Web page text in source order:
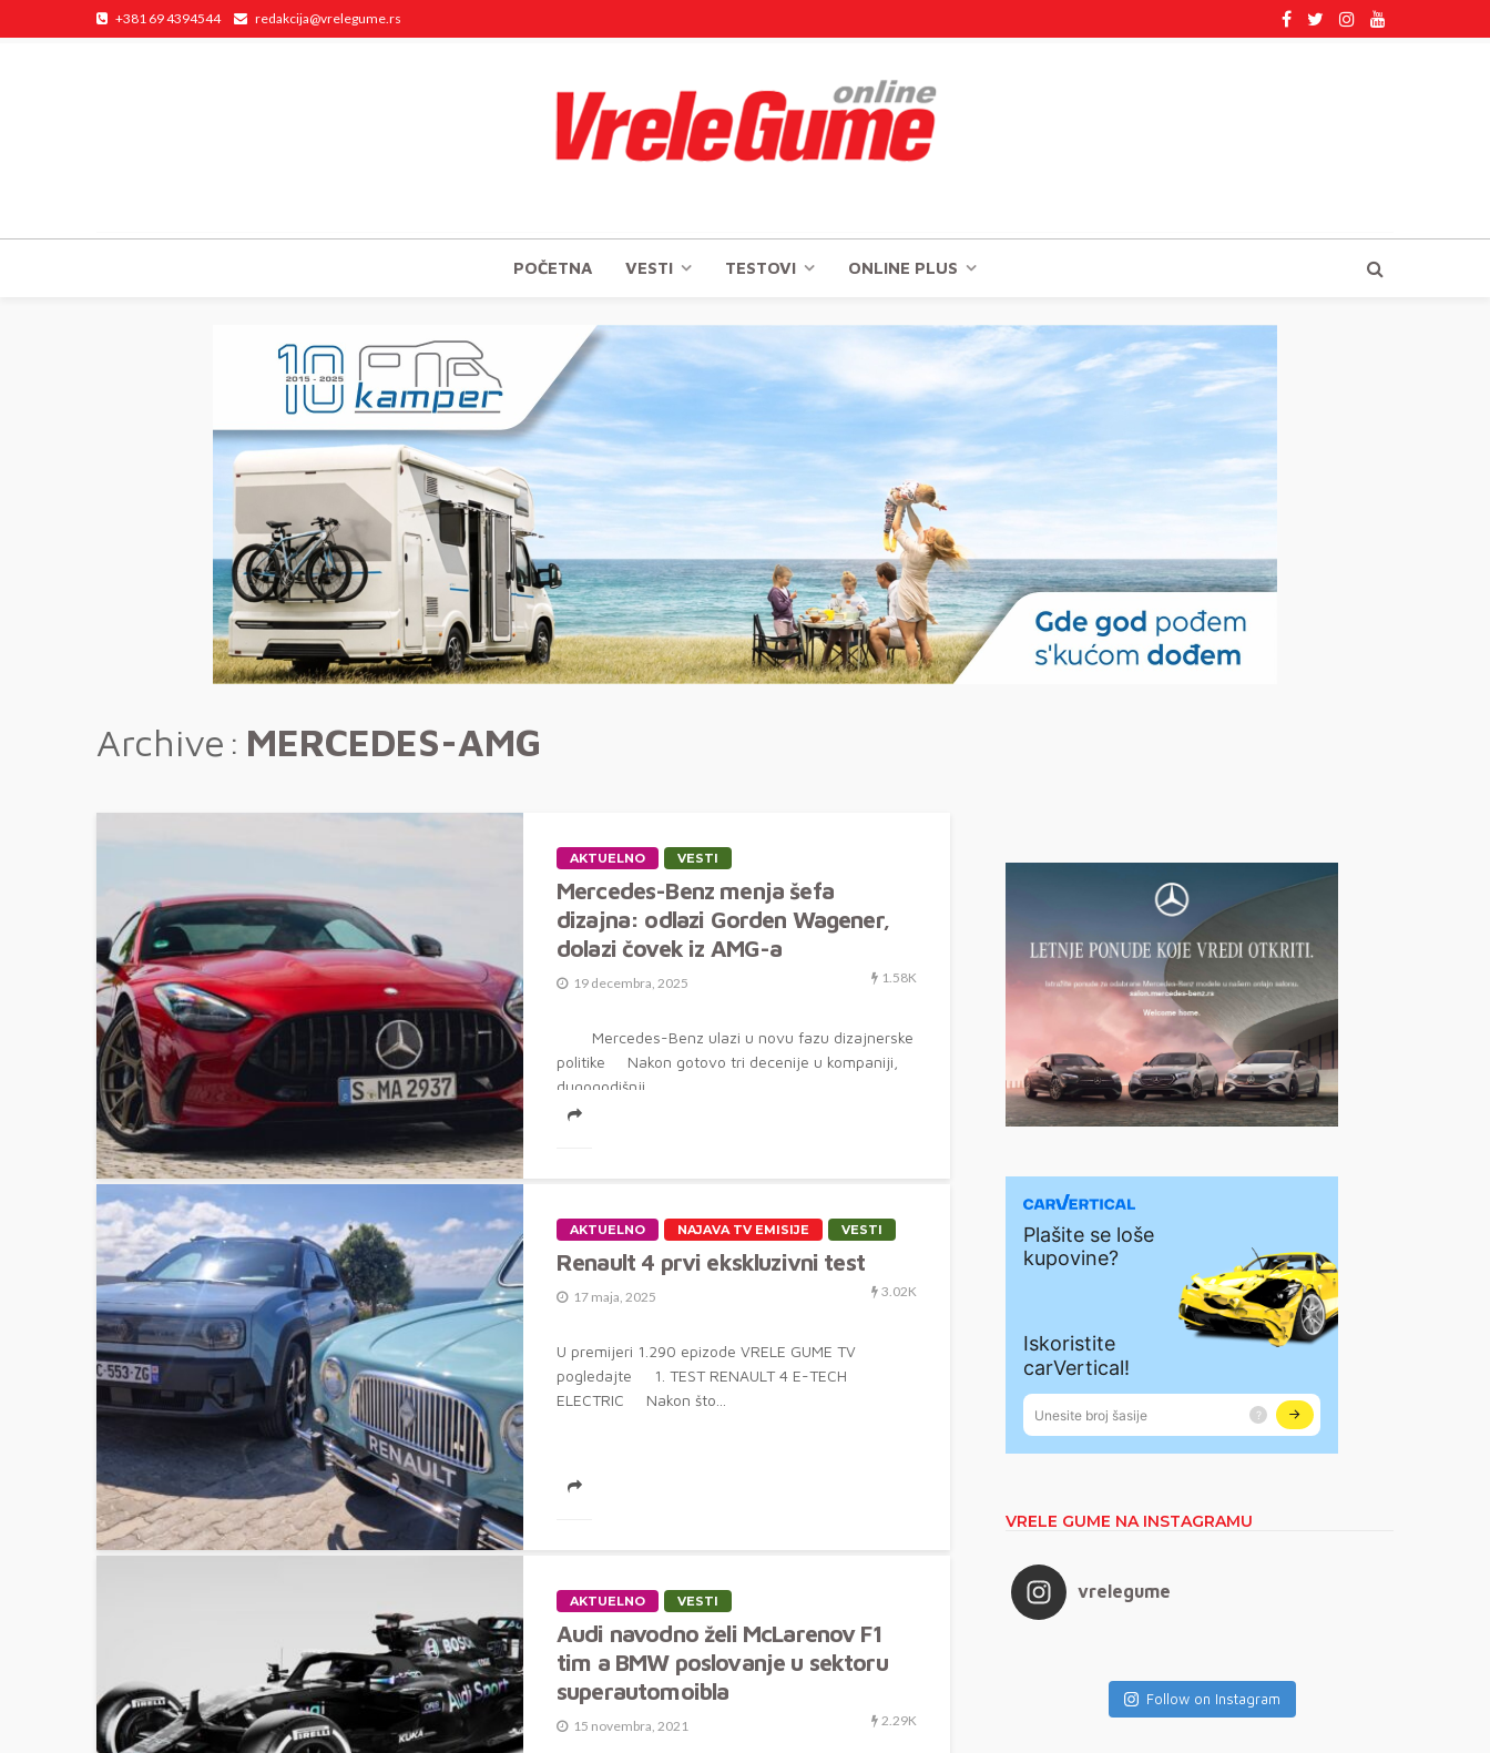
+381 69 4394544 redakcija@vrelegume.rs
POČETNA VESTI TESTOVI ONLINE PLUS
Archive MERCEDES-AMG
AKTUELNO VESTI
Mercedes-Benz menja šefa
dizajna: odlazi Gorden Wagener,
dolazi čovek iz AMG-a
19 decembra, 2025 1.58K
Mercedes-Benz ulazi u novu fazu dizajnerske
politike Nakon gotovo tri decenije u kompaniji,
dugogodišnji...
AKTUELNO NAJAVA TV EMISIJE VESTI
Renault 4 prvi ekskluzivni test
17 maja, 2025 3.02K
U premijeri 1.290 epizode VRELE GUME TV
pogledajte 1. TEST RENAULT 4 E-TECH
ELECTRIC Nakon što...
AKTUELNO VESTI
Audi navodno želi McLarenov F1
tim a BMW poslovanje u sektoru
superautomoibla
15 novembra, 2021 2.29K
VRELE GUME NA INSTAGRAMU
vrelegume
Follow on Instagram